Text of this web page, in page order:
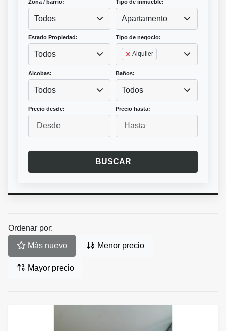
Zona / barrio:
Todos
Tipo de inmueble:
Apartamento
Estado Propiedad:
Todos
Tipo de negocio:
Alquiler
Alcobas:
Todos
Baños:
Todos
Precio desde: Precio hasta:
BUSCAR
Ordenar por:
Más nuevo Menor precio
Mayor precio